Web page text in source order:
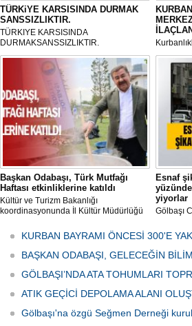
TÜRKiYE KARSISINDA DURMAK
SANSSIZLIKTIR.
TÜRKIYE KARSISINDA
DURMAKSANSSIZLIKTIR.
ve
her gün
Başkan Odabaşı, Türk Mutfağı
Haftası etkinliklerine katıldı
Kültür ve Turizm Bakanlığı
koordinasyonunda İl Kültür Müdürlüğü
Haftası" etkinlikleri Ankara'da devam
ediyor.
Esnaf
yiyorlar
Gölbaşı
bulunan
KURBAN BAYRAMI ÖNCESİ 300'E
BAŞKAN ODABAŞI, GELECEĞİN
GÖLBAŞI’NDA ATA TOHUMLARI
ATIK GEÇİCİ DEPOLAMA ALANI
Gölbaşı'na özgü Seğmen Derneği